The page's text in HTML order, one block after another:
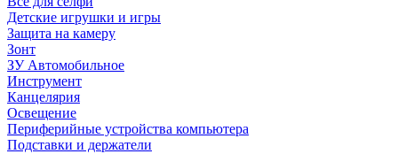
Детские игрушки и игры
Защита на камеру
Зонт
ЗУ Автомобильное
Инструмент
Канцелярия
Освещение
Периферийные устройства компьютера
Подставки и держатели